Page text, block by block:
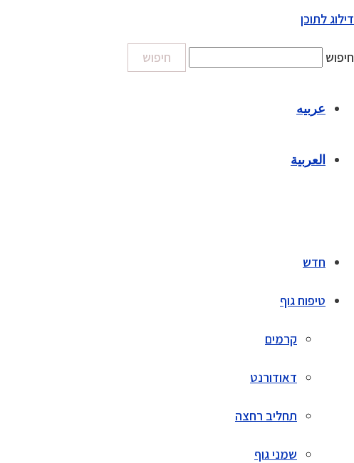
דילוג לתוכן
חיפוש חיפוש
عربيه
العربية
חדש
טיפוח גוף
קרמים
דאודורנט
תחליב רחצה
שמני גוף